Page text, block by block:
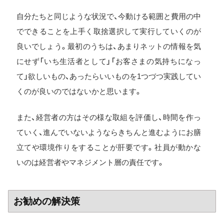
自分たちと同じような状況で、今動ける範囲と費用の中
でできることを上手く取捨選択して実行していくのが
良いでしょう。最初のうちは、あまりネットの情報を気
にせず「いち生活者として」「お客さまの気持ちになっ
て」欲しいもの、あったらいいものを1つづつ実践してい
くのが良いのではないかと思います。
また、経営者の方はその様な取組を評価し、時間を作っ
ていく、進んでいないようならきちんと進むようにお膳
立てや環境作りをすることが肝要です。社員が動かな
いのは経営者やマネジメント層の責任です。
お勧めの解決策